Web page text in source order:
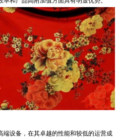
端设备，在其卓越的性能和较低的运营成